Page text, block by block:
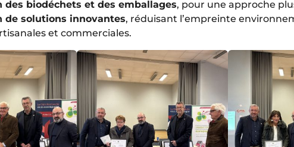
des biodéchets et des emballages, pour une approche
de solutions innovantes, réduisant l’empreinte
et commerciales.